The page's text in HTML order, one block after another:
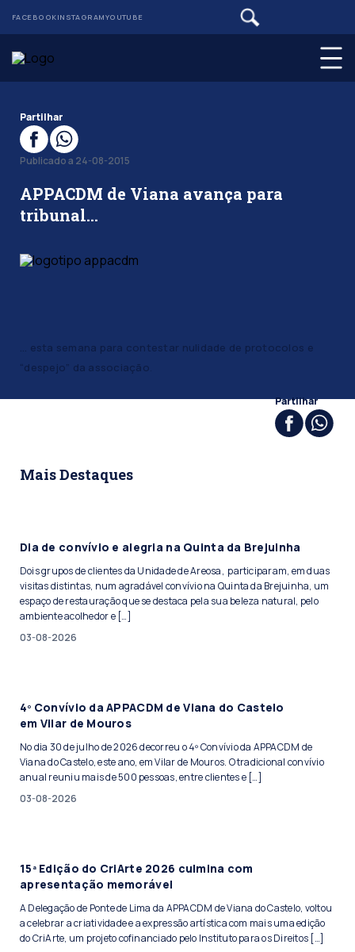
FACEBOOKINSTAGRAMYOUTUBE
Partilhar
Publicado a 24-08-2015
APPACDM de Viana avança para
tribunal…
… esta semana para contestar nulidade de protocolos e
“despejo” da associação.
Partilhar
Mais Destaques
Dia de convívio e alegria na Quinta da Brejuinha
Dois grupos de clientes da Unidade de Areosa, participaram, em duas
visitas distintas, num agradável convívio na Quinta da Brejuinha, um
espaço de restauração que se destaca pela sua beleza natural, pelo
ambiente acolhedor e […]
03-08-2026
4º Convívio da APPACDM de Viana do Castelo
em Vilar de Mouros
No dia 30 de julho de 2026 decorreu o 4º Convívio da APPACDM de
Viana do Castelo, este ano, em Vilar de Mouros. O tradicional convívio
anual reuniu mais de 500 pessoas, entre clientes e […]
03-08-2026
15ª Edição do CriArte 2026 culmina com
apresentação memorável
A Delegação de Ponte de Lima da APPACDM de Viana do Castelo, voltou
a celebrar a criatividade e a expressão artística com mais uma edição
do CriArte, um projeto cofinanciado pelo Instituto para os Direitos […]